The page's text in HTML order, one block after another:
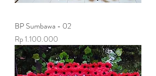
BP Sumbawa - 02
Harga
Rp 1.100.000